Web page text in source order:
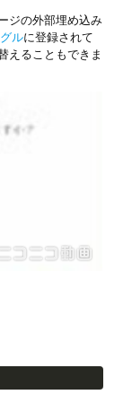
ジの外部埋め込み
ルに登録されて
えることもできま